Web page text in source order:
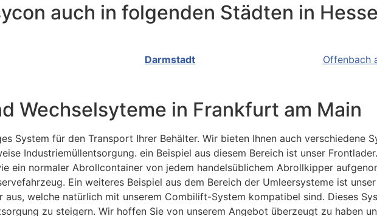
auch in folgenden Städten in
Darmstadt Offenbach
Wechselsyteme in Frankfurt am Main
System für den Transport Ihrer Behälter. Wir bieten Ihnen auch verschiedene
Industriemüllentsorgung. ein Beispiel aus diesem Bereich ist unser
ein normaler Abrollcontainer von jedem handelsüblichem Abrollkipper
Ein weiteres Beispiel aus dem Bereich der Umleersysteme ist
welche natürlich mit unserem Combilift-System kompatibel sind. Dieses
zu steigern. Wir hoffen Sie von unserem Angebot überzeugt zu haben